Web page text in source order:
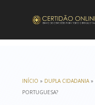
INÍCIO » DUPLA CIDADANIA»
PORTUGUESA?